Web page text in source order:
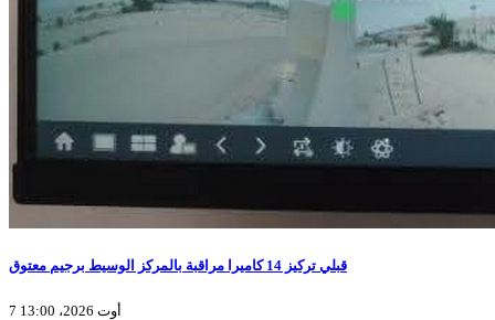
قبلي تركيز 14 كاميرا مراقبة بالمركز الوسيط برجيم معتوق
7 أوت 2026، 13:00